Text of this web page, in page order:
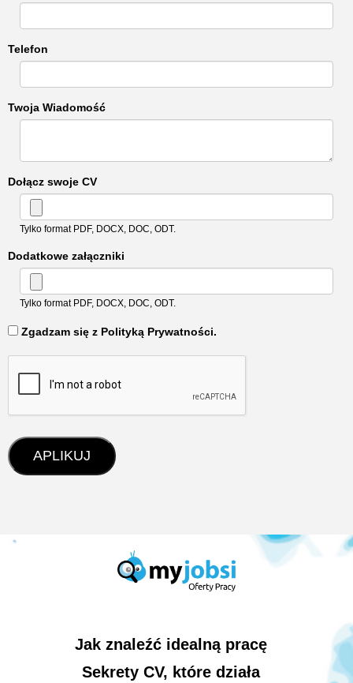
Telefon
Twoja Wiadomość
Dołącz swoje CV
Tylko format PDF, DOCX, DOC, ODT.
Dodatkowe załączniki
Tylko format PDF, DOCX, DOC, ODT.
‏‏‎ ‎Zgadzam się z Polityką Prywatności.
Jak znaleźć idealną pracę
Sekrety CV, które działa